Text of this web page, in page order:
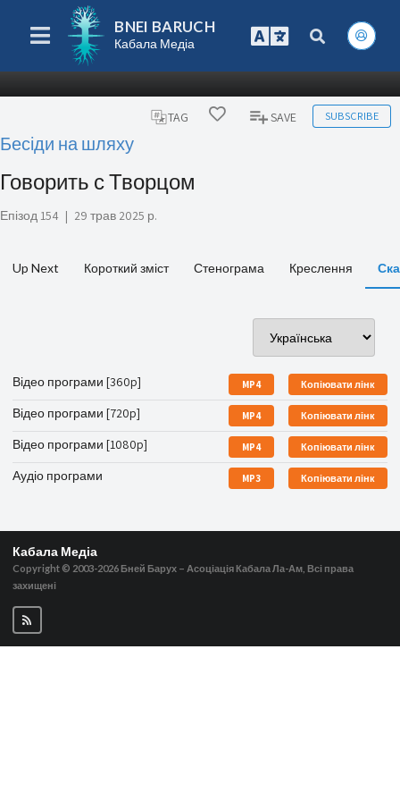
BNEI BARUCH
Кабала Медіа
TAG SAVE SUBSCRIBE
Бесіди на шляху
Говорить с Творцом
Епізод 154 | 29 трав 2025 р.
Up Next Короткий зміст Стенограма Креслення
Відео програми [360p] MP4 Копіювати лінк
Відео програми [720p] MP4 Копіювати лінк
Відео програми [1080p] MP4 Копіювати лінк
Аудіо програми MP3 Копіювати лінк
Кабала Медіа
Copyright © 2003-2026 Бней Барух – Асоціація Кабала Ла-Ам, Всі права
захищені